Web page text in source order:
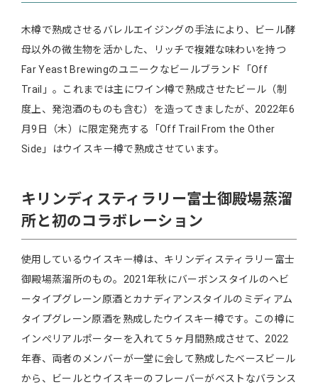
⽊樽で熟成させるバレルエイジングの⼿法により、ビール酵
⺟以外の微⽣物を活かした、リッチで複雑な味わいを持つ
Far Yeast Brewingのユニークなビールブランド「Off
Trail」。これまでは主にワイン樽で熟成させたビール（制
度上、発泡酒のものも含む）を造ってきましたが、2022年6
月9日（木）に限定発売する「Off Trail From the Other
Side」はウイスキー樽で熟成させています。
キリンディスティラリー富⼠御殿場蒸溜
所と初のコラボレーション
使用しているウイスキー樽は、キリンディスティラリー富⼠
御殿場蒸溜所のもの。2021年秋にバーボンスタイルのヘビ
ータイプグレーン原酒とカナディアンスタイルのミディアム
タイプグレーン原酒を熟成したウイスキー樽です。この樽に
インぺリアルポーターを入れて５ヶ月間熟成させて、2022
年春、両者のメンバーが⼀堂に会して熟成したベースビール
から、ビールとウイスキーのフレーバーがベストなバランス